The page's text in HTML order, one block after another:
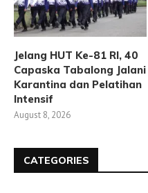
Jelang HUT Ke-81 RI, 40
Capaska Tabalong Jalani
Karantina dan Pelatihan
Intensif
August 8, 2026
CATEGORIES